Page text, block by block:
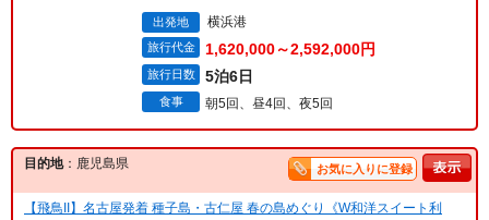
出発地 横浜港
旅行代金 1,620,000～2,592,000円
旅行日数 5泊6日
食事 朝5回、昼4回、夜5回
目的地：鹿児島県 お気に入りに登録
【飛鳥II】名古屋発着 種子島・古仁屋 春の島めぐり《W和洋スイート利